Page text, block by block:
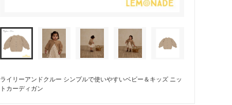
ライリーアンドクルー シンプルで使いやすいベビー＆キッズ ニッ
トカーディガン